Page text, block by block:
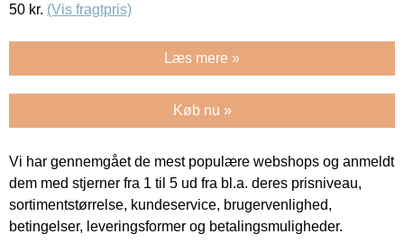
50 kr. (Vis fragtpris)
Læs mere »
Køb nu »
Vi har gennemgået de mest populære webshops og anmeldt
dem med stjerner fra 1 til 5 ud fra bl.a. deres prisniveau,
sortimentstørrelse, kundeservice, brugervenlighed,
betingelser, leveringsformer og betalingsmuligheder.